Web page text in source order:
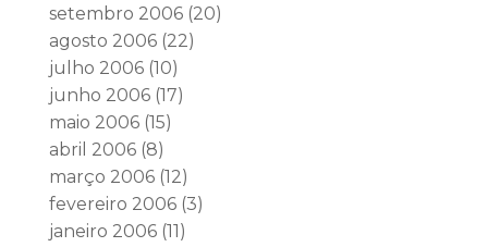
setembro 2006(20)
agosto 2006(22)
julho 2006(10)
junho 2006(17)
maio 2006(15)
abril 2006(8)
março 2006(12)
fevereiro 2006(3)
janeiro 2006(11)